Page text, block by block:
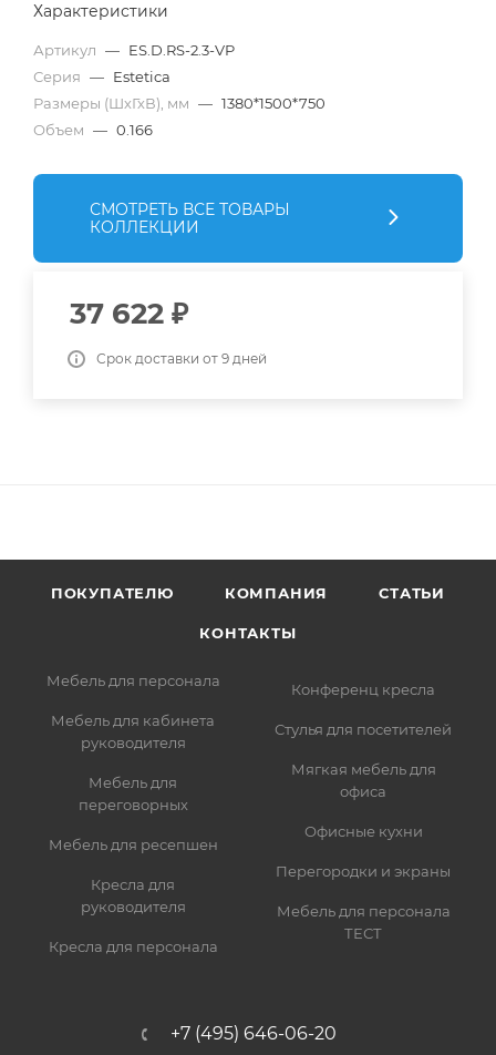
Характеристики
Артикул — ES.D.RS-2.3-VP
Серия — Estetica
Размеры (ШхГхВ), мм — 1380*1500*750
Объем — 0.166
СМОТРЕТЬ ВСЕ ТОВАРЫ
КОЛЛЕКЦИИ
37 622 ₽
Срок доставки от 9 дней
ПОКУПАТЕЛЮ КОМПАНИЯ СТАТЬИ
КОНТАКТЫ
Мебель для персонала
Мебель для кабинета
руководителя
Мебель для
переговорных
Мебель для ресепшен
Кресла для
руководителя
Кресла для персонала
Конференц кресла
Стулья для посетителей
Мягкая мебель для
офиса
Офисные кухни
Перегородки и экраны
Мебель для персонала
ТЕСТ
+7 (495) 646-06-20